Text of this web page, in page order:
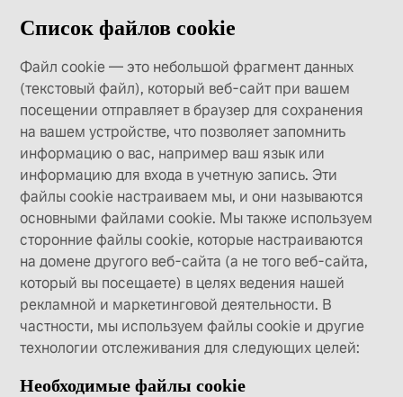
Список файлов cookie
Файл cookie — это небольшой фрагмент данных
(текстовый файл), который веб-сайт при вашем
посещении отправляет в браузер для сохранения
на вашем устройстве, что позволяет запомнить
информацию о вас, например ваш язык или
информацию для входа в учетную запись. Эти
файлы cookie настраиваем мы, и они называются
основными файлами cookie. Мы также используем
сторонние файлы cookie, которые настраиваются
на домене другого веб-сайта (а не того веб-сайта,
который вы посещаете) в целях ведения нашей
рекламной и маркетинговой деятельности. В
частности, мы используем файлы cookie и другие
технологии отслеживания для следующих целей:
Необходимые файлы cookie